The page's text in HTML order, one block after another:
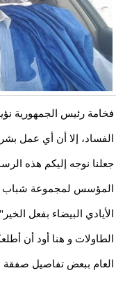
فخامة رئيس الجمهورية
الفساد، إلا أن أي عمل
جعلنا نوجه إليكم هذه
المؤسس لمجموعة شباب
الأيادي البيضاء بفعل
الطاولات و هنا أود أن
العام ببعض تفاصيل صفقة